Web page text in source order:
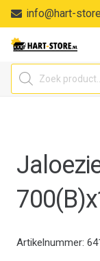
info@hart-
Producten
zoeken
Artikelnummer: